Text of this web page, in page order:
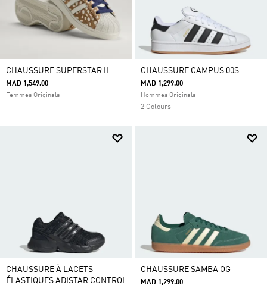
CHAUSSURE SUPERSTAR II
MAD 1,549.00
Femmes Originals
CHAUSSURE CAMPUS 00S
MAD 1,299.00
Hommes Originals
2 Colours
CHAUSSURE À LACETS
ÉLASTIQUES ADISTAR CONTROL
CHAUSSURE SAMBA OG
MAD 1,299.00